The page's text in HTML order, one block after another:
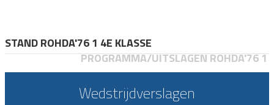
STAND ROHDA'76 1 4E KLASSE
PROGRAMMA/UITSLAGEN ROHDA'76 1
Wedstrijdverslagen